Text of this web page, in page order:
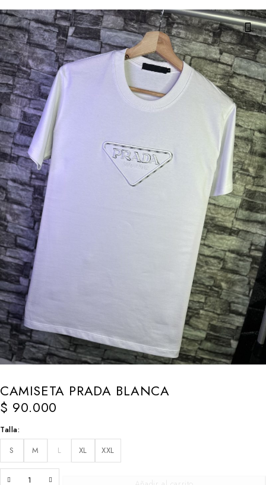
CAMISETA PRADA BLANCA
$ 90.000
Talla
S
M L XL XXL